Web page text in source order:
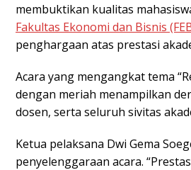
membuktikan kualitas
Fakultas Ekonomi dan Bisnis
penghargaan atas prestasi
Acara yang mengangkat tema
dengan meriah menampilkan
dosen, serta seluruh sivitas
Ketua pelaksana Dwi Gema
penyelenggaraan acara.